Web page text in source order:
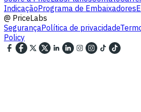
IndicaçãoPrograma de Embaixadores
@ PriceLabs
SegurançaPolítica de privacidade
Policy